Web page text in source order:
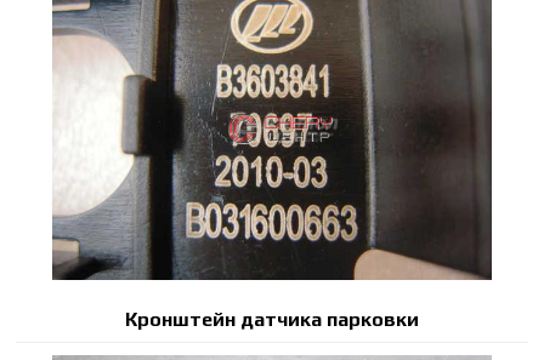
Кронштейн датчика парковки